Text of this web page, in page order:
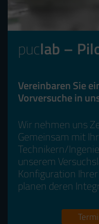
puclab –
Vereinbaren Sie
Vorversuche in
Wir nehmen uns
Gemeinsam mit
Technikern/
unserem
Konfiguration
planen deren